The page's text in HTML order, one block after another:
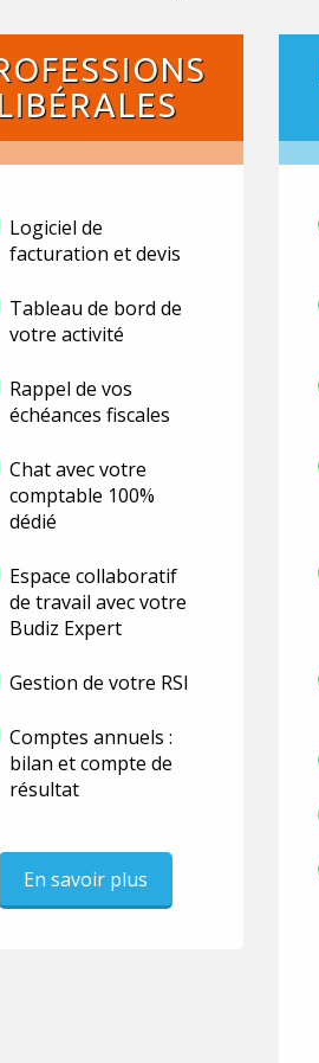
LIBÉRALES
Logiciel de
facturation et devis
Tableau de bord de
votre activité
Rappel de vos
échéances fiscales
Chat avec votre
comptable 100%
dédié
Espace collaboratif
de travail avec votre
Budiz Expert
Gestion de votre RSI
Comptes annuels :
bilan et compte de
résultat
En savoir plus